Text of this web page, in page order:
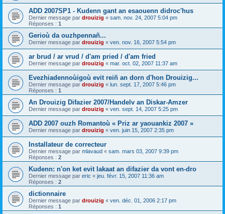
ADD 2007SP1 - Kudenn gant an esaouenn didroc'hus
Dernier message par drouizig « sam. nov. 24, 2007 5:04 pm
Réponses : 1
Gerioù da ouzhpennañ...
Dernier message par drouizig « ven. nov. 16, 2007 5:54 pm
ar brud / ar vrud / d'am pried / d'am fried
Dernier message par drouizig « mar. oct. 02, 2007 11:37 am
Evezhiadennoùigoù evit reiñ an dorn d'hon Drouizig...
Dernier message par drouizig « lun. sept. 17, 2007 5:46 pm
Réponses : 1
An Drouizig Difazier 2007/Handelv an Diskar-Amzer
Dernier message par drouizig « ven. sept. 14, 2007 5:25 pm
ADD 2007 ouzh Romantoù « Priz ar yaouankiz 2007 »
Dernier message par drouizig « ven. juin 15, 2007 2:35 pm
Installateur de correcteur
Dernier message par mlavaud « sam. mars 03, 2007 9:39 pm
Réponses : 2
Kudenn: n'on ket evit lakaat an difazier da vont en-dro
Dernier message par eric « jeu. févr. 15, 2007 11:36 am
Réponses : 2
dictionnaire
Dernier message par drouizig « ven. déc. 01, 2006 2:17 pm
Réponses : 1